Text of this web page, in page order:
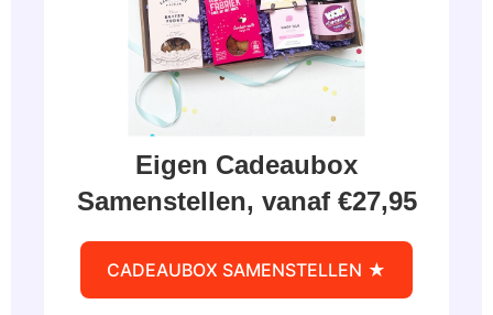
Eigen Cadeaubox
Samenstellen, vanaf €27,95
CADEAUBOX SAMENSTELLEN